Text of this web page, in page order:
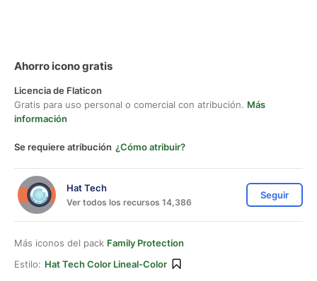
Ahorro icono gratis
Licencia de Flaticon
Gratis para uso personal o comercial con atribución. Más
información
Se requiere atribución ¿Cómo atribuir?
Hat Tech
Ver todos los recursos 14,386
Seguir
Más iconos del pack Family Protection
Estilo: Hat Tech Color Lineal-Color